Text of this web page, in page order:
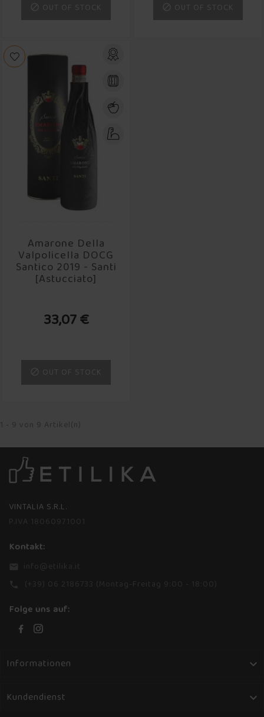
 OUT OF STOCK  OUT OF STOCK
Amarone Della
Valpolicella DOCG
Santico 2019 - Santi
[Astucciato]
33,07 €
 OUT OF STOCK
1 - 9 von 9 Artikel(n)
VINTALIA S.R.L.
Kontakt:
Folge uns auf:
Informationen 
Kundendienst 